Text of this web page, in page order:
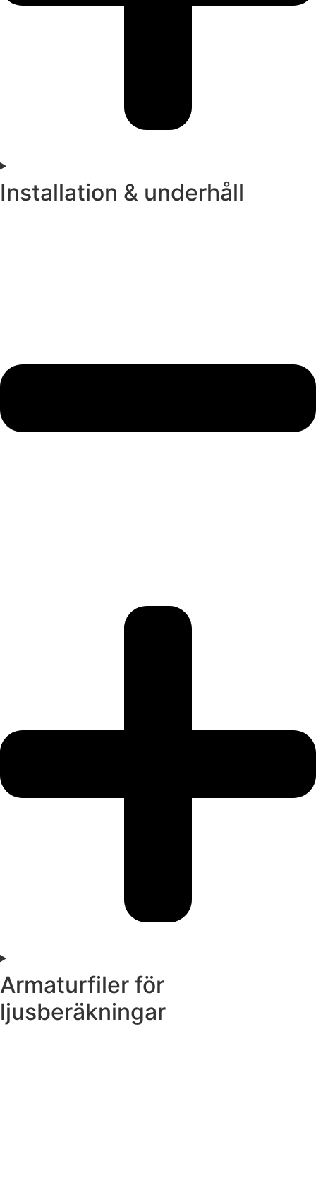
Installation & underhåll
Armaturfiler för
ljusberäkningar